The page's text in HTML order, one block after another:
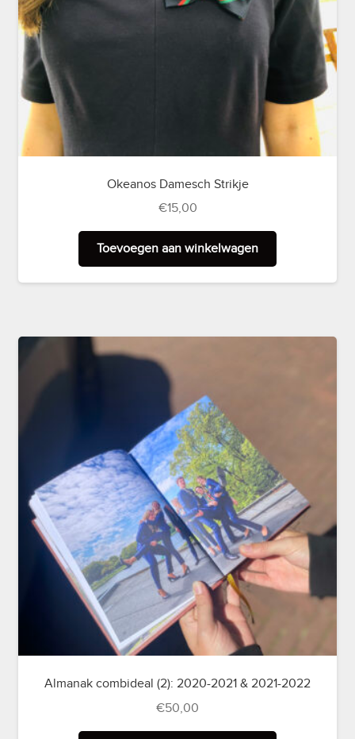
Okeanos Damesch Strikje
€15,00
Toevoegen aan winkelwagen
Almanak combideal (2): 2020-2021 & 2021-2022
€50,00